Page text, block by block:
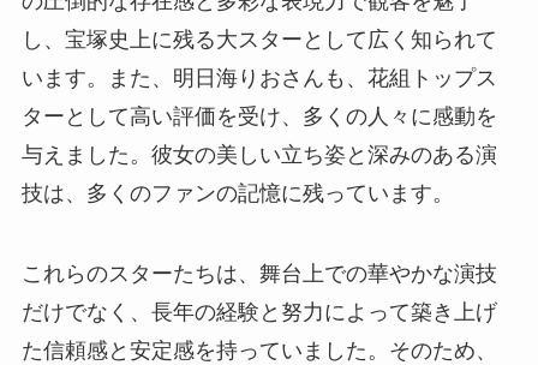
し、宝塚史上に残る大スターとして広く知られて
います。また、明日海りおさんも、花組トップス
ターとして高い評価を受け、多くの人々に感動を
与えました。彼女の美しい立ち姿と深みのある演
技は、多くのファンの記憶に残っています。
これらのスターたちは、舞台上での華やかな演技
だけでなく、長年の経験と努力によって築き上げ
た信頼感と安定感を持っていました。そのため、